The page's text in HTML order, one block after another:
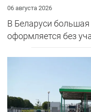
06 августа 2026
В Беларуси
оформляется без